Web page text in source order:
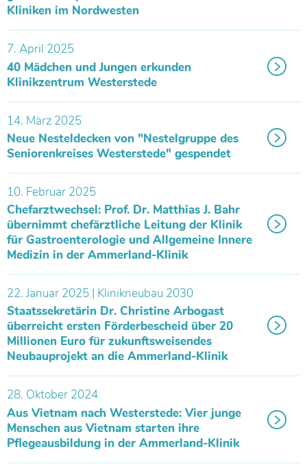
Kliniken im Nordwesten
7. April 2025
40 Mädchen und Jungen erkunden
Klinikzentrum Westerstede
14. März 2025
Neue Nesteldecken von "Nestelgruppe des
Seniorenkreises Westerstede" gespendet
10. Februar 2025
Chefarztwechsel: Prof. Dr. Matthias J. Bahr
übernimmt chefärztliche Leitung der Klinik
für Gastroenterologie und Allgemeine Innere
Medizin in der Ammerland-Klinik
22. Januar 2025 | Klinikneubau 2030
Staatssekretärin Dr. Christine Arbogast
überreicht ersten Förderbescheid über 20
Millionen Euro für zukunftsweisendes
Neubauprojekt an die Ammerland-Klinik
28. Oktober 2024
Aus Vietnam nach Westerstede: Vier junge
Menschen aus Vietnam starten ihre
Pflegeausbildung in der Ammerland-Klinik